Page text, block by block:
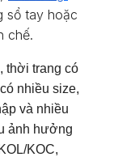
sổ tay hoặc
chế.
thời trang có
nhiều size,
và nhiều
ảnh hưởng
KOC,